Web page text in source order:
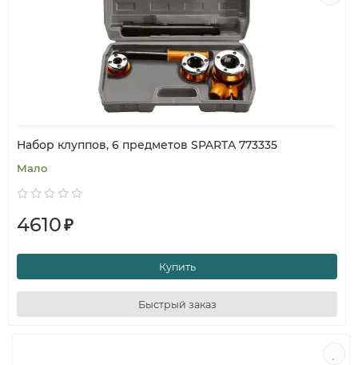
Набор клуппов, 6 предметов SPARTA 773335
Мало
4610₽
Купить
Быстрый заказ